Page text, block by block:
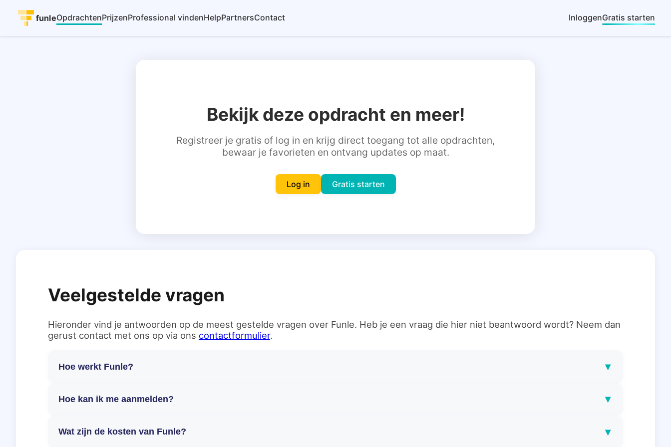
funleOpdrachtenPrijzenProfessional vindenHelpPartnersContact InloggenGratis starten
Bekijk deze opdracht en meer!
Registreer je gratis of log in en krijg direct toegang tot alle opdrachten,
bewaar je favorieten en ontvang updates op maat.
Log in Gratis starten
Veelgestelde vragen
Hieronder vind je antwoorden op de meest gestelde vragen over Funle. Heb je een vraag die hier niet beantwoord wordt? Neem dan
gerust contact met ons op via ons contactformulier.
Hoe werkt Funle? ▾
Hoe kan ik me aanmelden? ▾
Wat zijn de kosten van Funle? ▾